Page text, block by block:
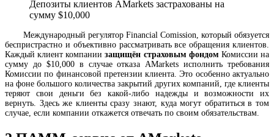
Депозиты клиентов AMarkets застрахованы на
сумму $10,000
Международный регулятор Financial Comission, который обязуется
беспристрастно и объективно рассматривать все обращения клиентов.
Каждый клиент компаниизащищён страховым фондом Комиссии на
сумму до $10,000 в случае отказа AMarkets исполнить требования
Комиссии по финансовой претензии клиента. Это особенно актуально
на фоне большого количества закрытий других компаний, где клиенты
теряют свои деньги без какой-либо надежды и возможности их
вернуть. Здесь же клиенты сразу знают, куда могут обратиться в том
случае, если компании откажется отвечать по своим обязательствам.